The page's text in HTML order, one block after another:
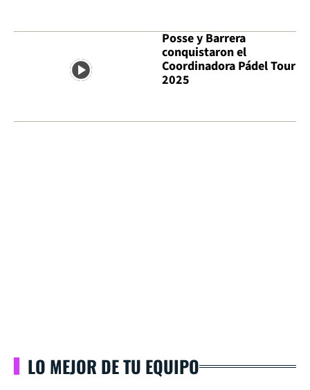
Posse y Barrera
conquistaron el
Coordinadora Pádel Tour
2025
LO MEJOR DE TU EQUIPO